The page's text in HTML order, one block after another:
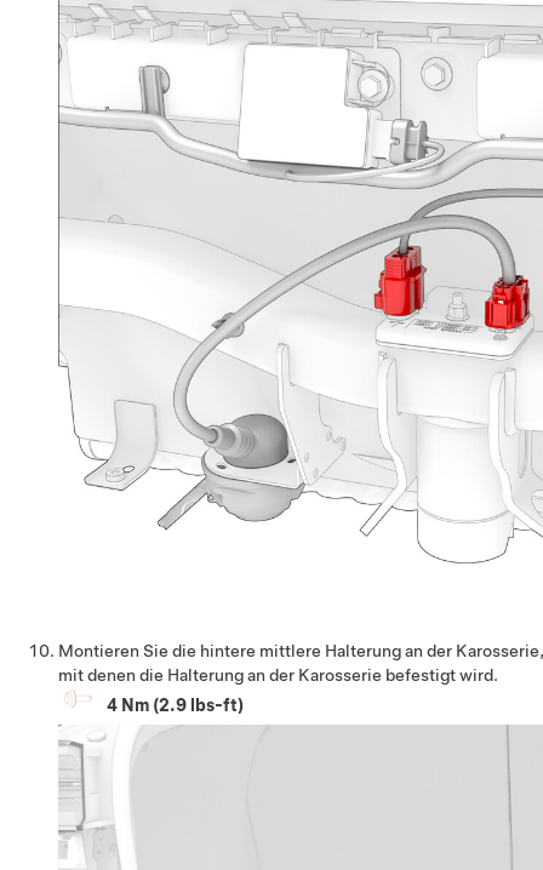
Montieren Sie die hintere mittlere Halterung an der
mit denen die Halterung an der Karosserie befestigt wird.
4 Nm (2.9 lbs-ft)